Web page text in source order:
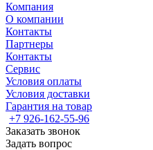
Компания
О компании
Контакты
Партнеры
Контакты
Сервис
Условия оплаты
Условия доставки
Гарантия на товар
+7 926-162-55-96
Заказать звонок
Задать вопрос